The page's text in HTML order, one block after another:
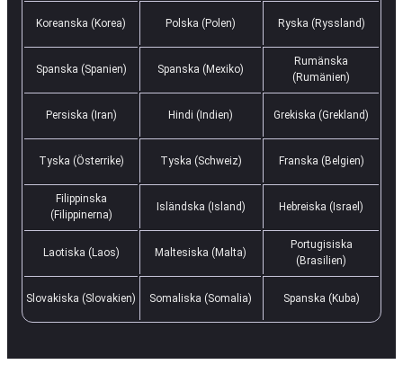
Koreanska (Korea) Polska (Polen) Ryska (Ryssland)
Spanska (Spanien) Spanska (Mexiko)
Rumänska
(Rumänien)
Persiska (Iran) Hindi (Indien) Grekiska (Grekland)
Tyska (Österrike) Tyska (Schweiz) Franska (Belgien)
Filippinska
(Filippinerna)
Isländska (Island) Hebreiska (Israel)
Laotiska (Laos) Maltesiska (Malta)
Portugisiska
(Brasilien)
Slovakiska (Slovakien) Somaliska (Somalia) Spanska (Kuba)